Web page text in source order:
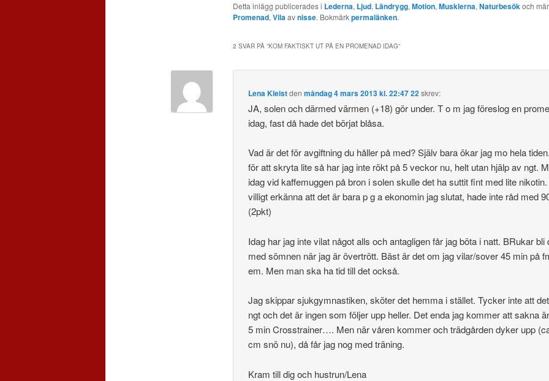
Detta inlägg publicerades i Lederna, Ljud, Ländrygg, Motion, Musklerna, Naturbesökoch
Promenad, Vilaavnisse. Bokmärkpermalänken.
2 SVAR PÅ ”KOM FAKTISKT UT PÅ EN PROMENAD IDAG”
Lena Kleistdenmåndag 4 mars 2013 kl. 22:47 22skrev:
JA, solen och därmed värmen (+18) gör under. T o m jag föreslog en
idag, fast då hade det börjat blåsa.
Vad är det för avgiftning du håller på med? Själv bara ökar jag mo hela
för att skryta lite så har jag inte rökt på 5 veckor nu, helt utan hjälp av ngt.
idag vid kaffemuggen på bron i solen skulle det ha suttit fint med lite
villigt erkänna att det är bara p g a ekonomin jag slutat, hade inte råd med
(2pkt)
Idag har jag inte vilat något alls och antagligen får jag böta i natt. BRukar bli
med sömnen när jag är övertrött. Bäst är det om jag vilar/sover 45 min på
em. Men man ska ha tid till det också.
Jag skippar sjukgymnastiken, sköter det hemma i stället. Tycker inte att
ngt och det är ingen som följer upp heller. Det enda jag kommer att sakna
5 min Crosstrainer…. Men när våren kommer och trädgården dyker upp
cm snö nu), då får jag nog med träning.
Kram till dig och hustrun/Lena